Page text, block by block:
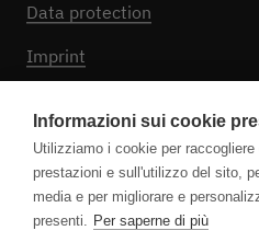
Data protection
Imprint
Seguici
Informazioni sui cookie
Utilizziamo i cookie per
prestazioni e sull'utilizzo del sito,
media e per migliorare e
presenti. Per saperne di più